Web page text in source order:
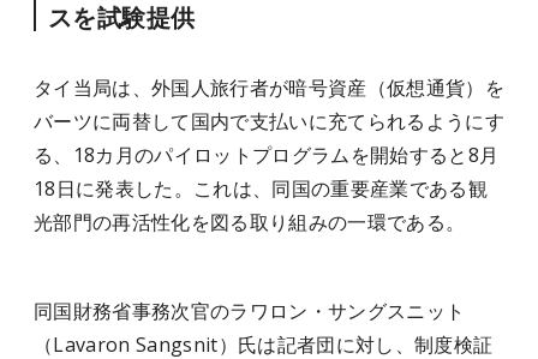
スを試験提供
タイ当局は、外国人旅行者が暗号資産（仮想通貨）を
バーツに両替して国内で支払いに充てられるようにす
る、18カ月のパイロットプログラムを開始すると8月
18日に発表した。これは、同国の重要産業である観
光部門の再活性化を図る取り組みの一環である。
同国財務省事務次官のラワロン・サングスニット
（Lavaron Sangsnit）氏は記者団に対し、制度検証